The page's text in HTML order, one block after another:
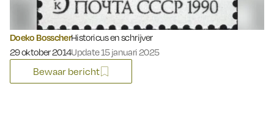
Doeko BosscherHistoricus en schrijver
Gepubliceerd op:
29 oktober 2014Update 15 januari 2025
Bewaar bericht